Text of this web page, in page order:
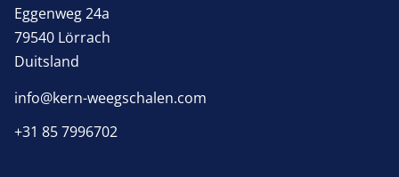
Eggenweg 24a
79540 Lörrach
Duitsland
info@kern-weegschalen.com
+31 85 7996702